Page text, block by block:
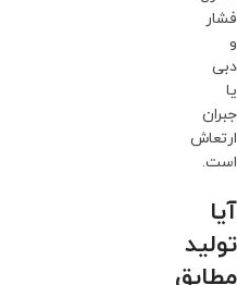
فشار
و
دبی
یا
جبران
ارتعاش
است.
آیا
تولید
مطابق